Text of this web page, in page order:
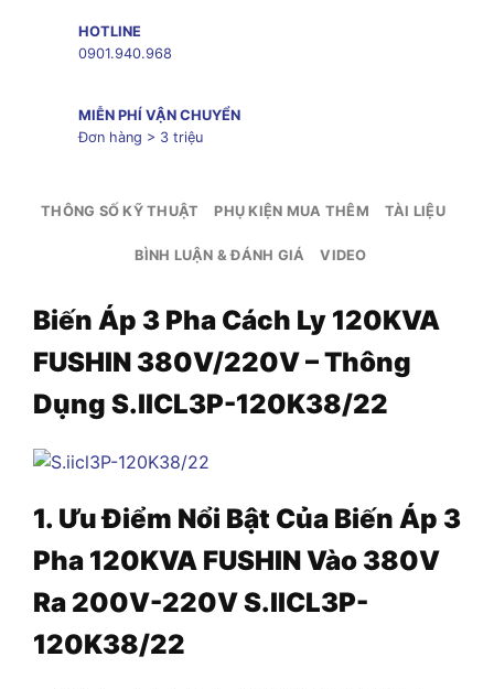
HOTLINE
0901.940.968
MIỄN PHÍ VẬN CHUYỂN
Đơn hàng > 3 triệu
THÔNG SỐ KỸ THUẬT PHỤ KIỆN MUA THÊM TÀI LIỆU
BÌNH LUẬN & ĐÁNH GIÁ VIDEO
Biến Áp 3 Pha Cách Ly 120KVA
FUSHIN 380V/220V – Thông
Dụng S.IICL3P-120K38/22
1. Ưu Điểm Nổi Bật Của Biến Áp 3
Pha 120KVA FUSHIN Vào 380V
Ra 200V-220V S.IICL3P-
120K38/22